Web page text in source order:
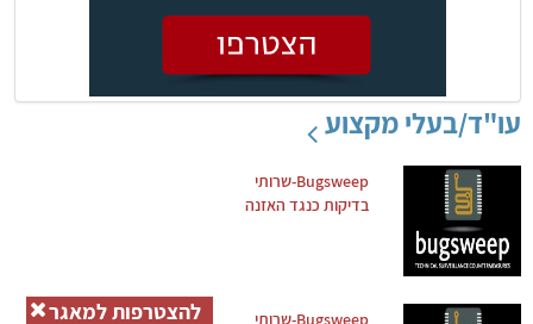
עו"ד/בעלי מקצוע
Bugsweep-שרותי
בדיקות כנגד האזנה
להצטרפות למאגר